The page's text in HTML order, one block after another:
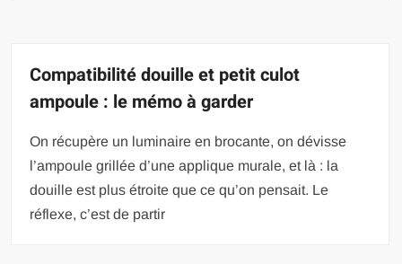
Compatibilité douille et petit culot
ampoule : le mémo à garder
On récupère un luminaire en brocante, on dévisse
l’ampoule grillée d’une applique murale, et là : la
douille est plus étroite que ce qu’on pensait. Le
réflexe, c’est de partir